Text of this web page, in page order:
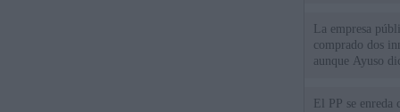
La empresa
comprado dos
aunque Ayuso
El PP se